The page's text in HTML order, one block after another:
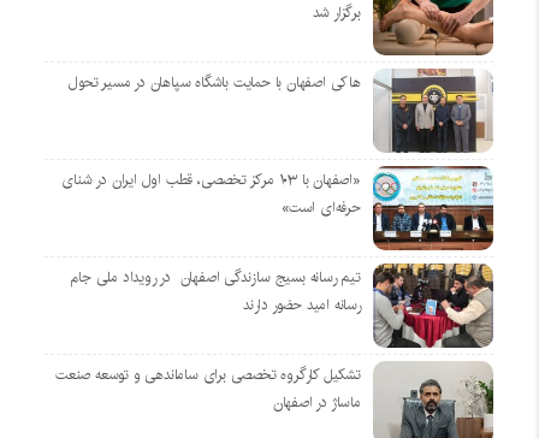
برگزار شد
هاکی اصفهان با حمایت باشگاه سپاهان در مسیر تحول
«اصفهان با ۱۰۳ مرکز تخصصی، قطب اول ایران در شنای
حرفه‌ای است»
تیم رسانه بسیج سازندگی اصفهان در رویداد ملی جام
رسانه امید حضور دارند
تشکیل کارگروه تخصصی برای ساماندهی و توسعه صنعت
ماساژ در اصفهان